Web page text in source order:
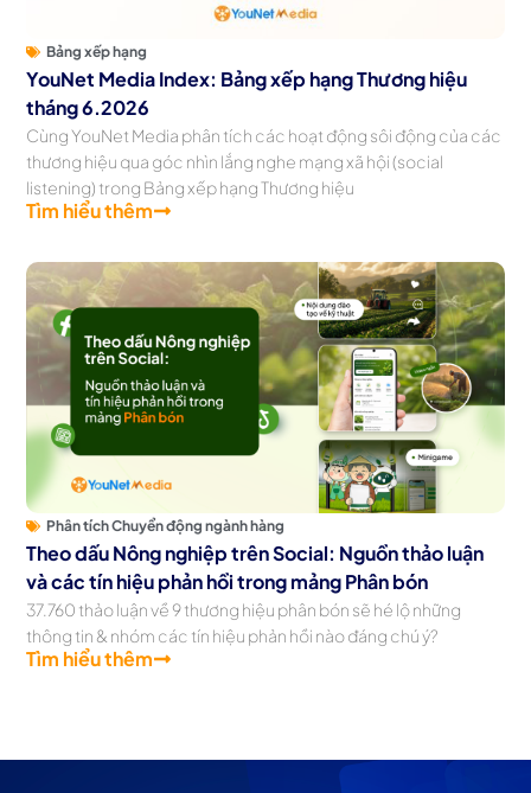
Bảng xếp hạng
YouNet Media Index: Bảng xếp hạng Thương hiệu
tháng 6.2026
Cùng YouNet Media phân tích các hoạt động sôi động của các
thương hiệu qua góc nhìn lắng nghe mạng xã hội (social
listening) trong Bảng xếp hạng Thương hiệu
Tìm hiểu thêm
Phân tích Chuyển động ngành hàng
Theo dấu Nông nghiệp trên Social: Nguồn thảo luận
và các tín hiệu phản hồi trong mảng Phân bón
37.760 thảo luận về 9 thương hiệu phân bón sẽ hé lộ những
thông tin & nhóm các tín hiệu phản hồi nào đáng chú ý?
Tìm hiểu thêm